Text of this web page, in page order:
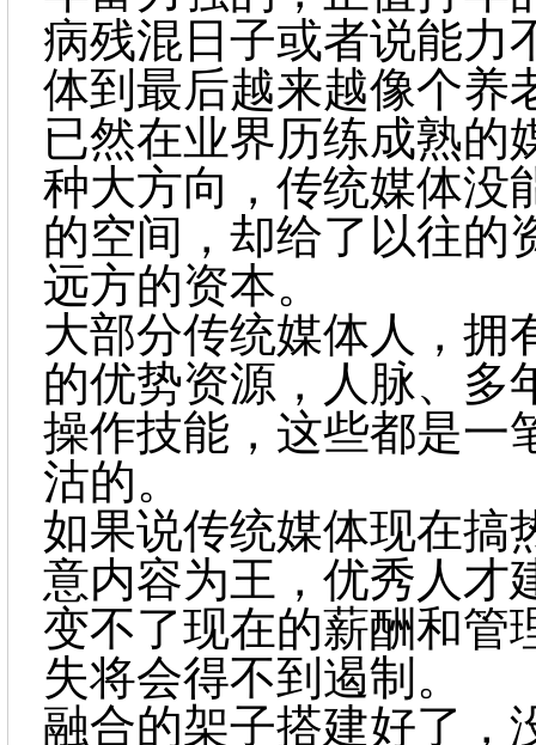
病残混日子或者说能力
体到最后越来越像个养
已然在业界历练成熟的
种大方向，传统媒体没
的空间，却给了以往的
远方的资本。
大部分传统媒体人，拥
的优势资源，人脉、多
操作技能，这些都是一
沽的。
如果说传统媒体现在搞
意内容为王，优秀人才
变不了现在的薪酬和管
失将会得不到遏制。
融合的架子搭建好了，